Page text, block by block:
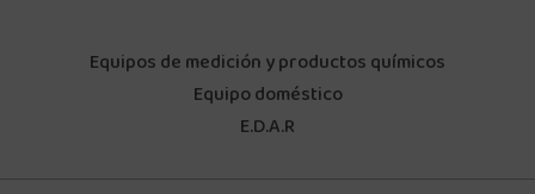
Equipos de medición y productos químicos
Equipo doméstico
E.D.A.R